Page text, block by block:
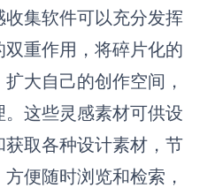
图
流图
板
集软件可以充分发挥
重作用，将碎片化的
大自己的创作空间，
这些灵感素材可供设
取各种设计素材，节
便随时浏览和检索，